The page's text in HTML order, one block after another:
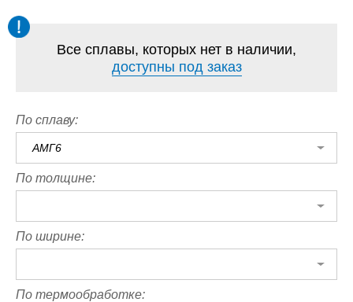
Все сплавы, которых нет в наличии,
доступны под заказ
По сплаву:
АМГ6
По толщине:
По ширине:
По термообработке: